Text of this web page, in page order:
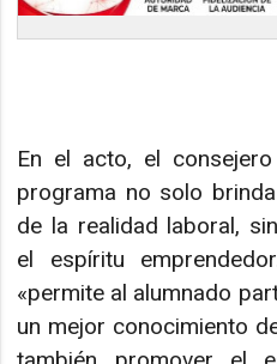
En el acto, el
programa no solo
de la realidad laboral,
el espíritu
«permite al alumnado
un mejor conocimiento